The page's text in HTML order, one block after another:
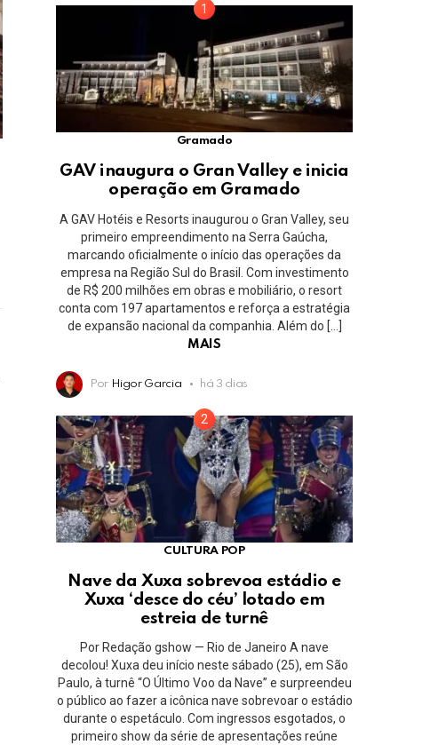
Gramado
GAV inaugura o Gran Valley e inicia
operação em Gramado
A GAV Hotéis e Resorts inaugurou o Gran Valley, seu
primeiro empreendimento na Serra Gaúcha,
marcando oficialmente o início das operações da
empresa na Região Sul do Brasil. Com investimento
de R$ 200 milhões em obras e mobiliário, o resort
conta com 197 apartamentos e reforça a estratégia
de expansão nacional da companhia. Além do […]
MAIS
Por Higor Garcia há 3 dias
CULTURA POP
Nave da Xuxa sobrevoa estádio e
Xuxa ‘desce do céu’ lotado em
estreia de turnê
Por Redação gshow — Rio de Janeiro A nave
decolou! Xuxa deu início neste sábado (25), em São
Paulo, à turnê “O Último Voo da Nave” e surpreendeu
o público ao fazer a icônica nave sobrevoar o estádio
durante o espetáculo. Com ingressos esgotados, o
primeiro show da série de apresentações reúne